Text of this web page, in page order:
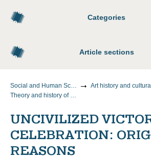
Categories
Article sections
Social and Human Sciences
Theory and history of culture, art
UNCIVILIZED
CELEBRATION:
REASONS